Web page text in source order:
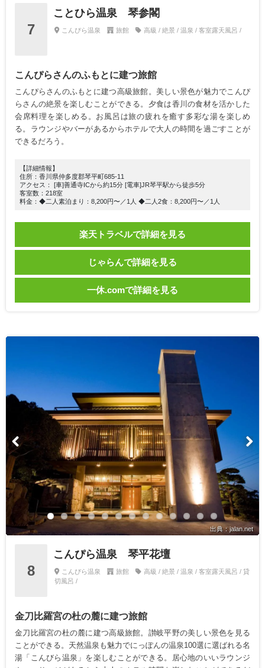
7
ことひら温泉 琴参閣
こんぴら温泉 旅館 高級 / 絶景 / 温泉 / 客室露天風呂 /
こんぴらさんのふもとに建つ旅館
こんぴらさんのふもとに建つ高級旅館。美しい景色が魅力でこんぴ
らさんの絶景を楽しむことができる。夕食は香川の食材を活かした
会席料理を楽しめる。お風呂は旅の疲れを癒す多彩な湯を楽しめ
る。ラウンジやバーがあるからホテルで大人の時間を過ごすことが
できるだろう。
【詳細情報】
住所：香川県仲多度郡琴平町685-11
アクセス： [車]善通寺ICから約15分 [電車]JR琴平駅から徒歩5分
客室数：218室
料金：◆二人素泊まり：8,200円〜／1人 ◆二人2食：8,200円〜／1人
楽天トラベルで詳細を見る
じゃらんで詳細を見る
一休.comで詳細を見る
出典：jalan.net
8
こんぴら温泉 琴平花壇
こんぴら温泉 旅館
高級 / 絶景 / 温泉 / 客室露天風呂 / 貸
切風呂 /
金刀比羅宮の杜の麓に建つ旅館
金刀比羅宮の杜の麓に建つ高級旅館。讃岐平野の美しい景色を見る
ことができる。天然温泉も魅力でにっぽんの温泉100選に選ばれる名
湯「こんびら温泉」を楽しむことができる。居心地のいいラウンジ